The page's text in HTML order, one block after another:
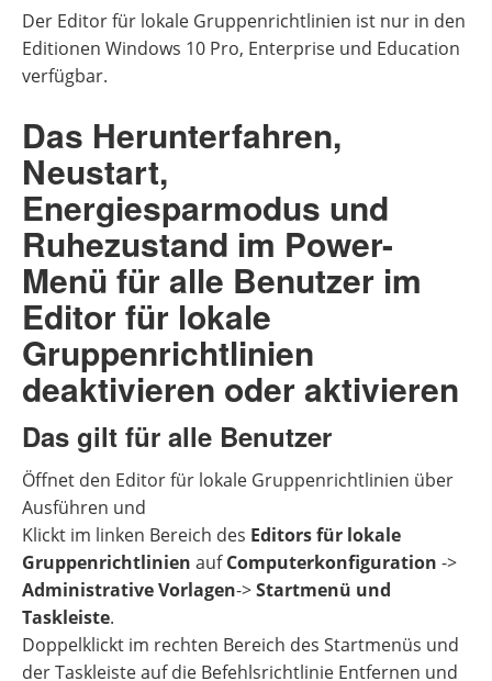
Der Editor für lokale Gruppenrichtlinien ist nur in den
Editionen Windows 10 Pro, Enterprise und Education
verfügbar.
Das Herunterfahren,
Neustart,
Energiesparmodus und
Ruhezustand im Power-
Menü für alle Benutzer im
Editor für lokale
Gruppenrichtlinien
deaktivieren oder aktivieren
Das gilt für alle Benutzer
Öffnet den Editor für lokale Gruppenrichtlinien über
Ausführen und
Klickt im linken Bereich des Editors für lokale
Gruppenrichtlinien aufComputerkonfiguration ->
Administrative Vorlagen->Startmenü und
Taskleiste.
Doppelklickt im rechten Bereich des Startmenüs und
der Taskleiste auf die Befehlsrichtlinie Entfernen und